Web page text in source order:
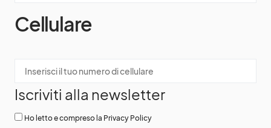
Cellulare
Iscriviti alla newsletter
Ho letto e compreso la Privacy Policy